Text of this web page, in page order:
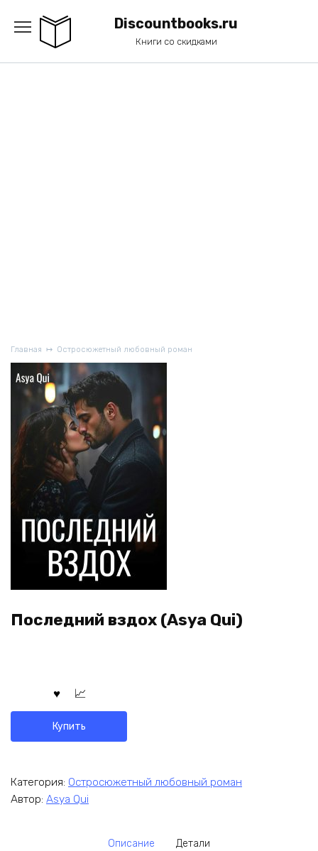
содержанию
Discountbooks.ru
Книги со скидками
Главная Остросюжетный любовный роман
Последний вздох (Asya Qui)
Купить
Категория: Остросюжетный любовный роман
Автор: Asya Qui
Описание Детали